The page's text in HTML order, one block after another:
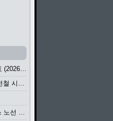
경의중앙선 왕십리역 전철 시간표 (2026.4.20~)
1호선 동인천역 특급/급행/일반 전철 시간표 (2026.2.28~)
남도한바퀴 - 광주·전남 여행 버스 노선 (2026.3.1~5.31)